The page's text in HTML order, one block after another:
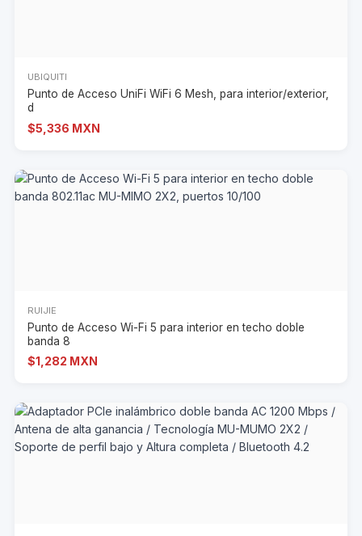
UBIQUITI
Punto de Acceso UniFi WiFi 6 Mesh, para interior/exterior,
d
$5,336 MXN
RUIJIE
Punto de Acceso Wi-Fi 5 para interior en techo doble
banda 8
$1,282 MXN